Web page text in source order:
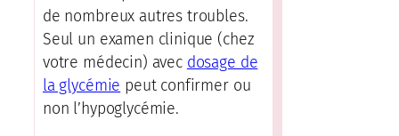
de nombreux autres troubles.
Seul un examen clinique (chez
votre médecin) avec dosage de
la glycémie peut confirmer ou
non l’hypoglycémie.